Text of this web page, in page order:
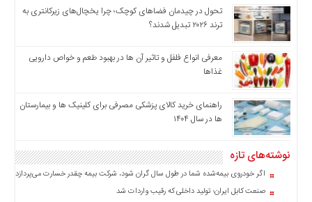
اخبار
اقتصادی
ایران
اخبار
المللی
اخبار
اقتصادی
تحول در چیدمان فضاهای کوچک؛ چرا یخچال‌های زیرکانتری به
ترند ۲۰۲۶ تبدیل شدند؟
معرفی انواع فلفل و تاثیر آن ‌ها در بهبود طعم و خواص دارویی
غذاها
راهنمای خرید کالای پزشکی مصرفی برای کلینیک ها و بیمارستان
ها در سال ۱۴۰۴
نوشته‌های تازه
اگر خودروی بیمه‌شده شما در طول سال گران شود، شرکت بیمه چقدر خسارت می‌پردازد؟
صنعت کابل ایران؛ تولید داخلی که رقیب واردات شد